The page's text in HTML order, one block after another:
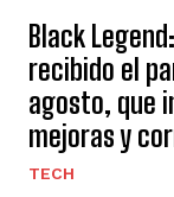
Black
recibido el
agosto, que
mejoras y
TECH